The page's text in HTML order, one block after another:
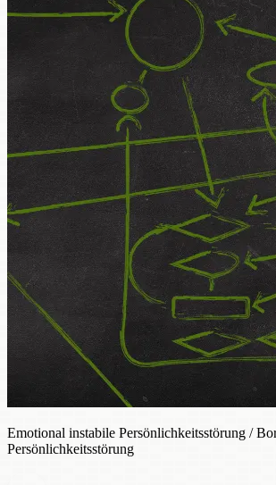
Emotional instabile Persönlichkeitsstörung /
Persönlichkeitsstörung